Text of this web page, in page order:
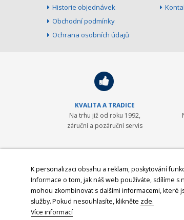
Historie objednávek
Obchodní podmínky
Ochrana osobních údajů
K personalizaci obsahu a reklam, poskytování
Informace o tom, jak náš web používáte, sdílíme
mohou zkombinovat s dalšími informacemi, které
služby.Pokud nesouhlasíte, klikněte zde.
Více informací
KVALITA A TRADICE
Na trhu již od roku 1992,
záruční a pozáruční servis
GEOPEN Systems
Společnost GEOPEN, s.r.o. byla založena v
byl Pentax - přední japonský výrobce (nejen)
2008 navázali spolupráci se společností
CableDetection a speciální laserová technika